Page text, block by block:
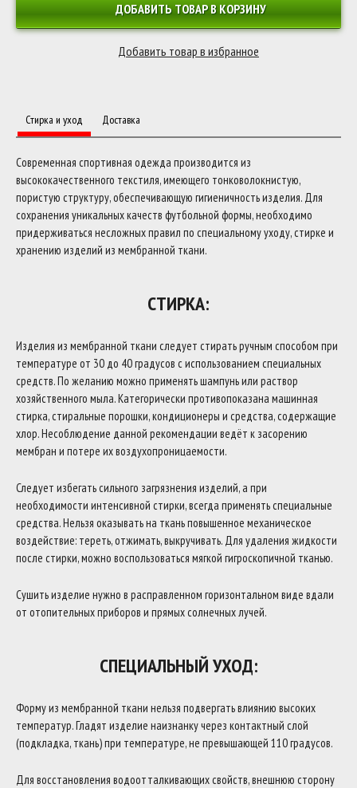
ДОБАВИТЬ ТОВАР В КОРЗИНУ
Стирка и уход Доставка
Современная спортивная одежда производится из
высококачественного текстиля, имеющего тонковолокнистую,
пористую структуру, обеспечивающую гигиеничность изделия. Для
сохранения уникальных качеств футбольной формы, необходимо
придерживаться несложных правил по специальному уходу, стирке и
хранению изделий из мембранной ткани.
СТИРКА:
Изделия из мембранной ткани следует стирать ручным способом при
температуре от 30 до 40 градусов с использованием специальных
средств. По желанию можно применять шампунь или раствор
хозяйственного мыла. Категорически противопоказана машинная
стирка, стиральные порошки, кондиционеры и средства, содержащие
хлор. Несоблюдение данной рекомендации ведёт к засорению
мембран и потере их воздухопроницаемости.
Следует избегать сильного загрязнения изделий, а при
необходимости интенсивной стирки, всегда применять специальные
средства. Нельзя оказывать на ткань повышенное механическое
воздействие: тереть, отжимать, выкручивать. Для удаления жидкости
после стирки, можно воспользоваться мягкой гигроскопичной тканью.
Сушить изделие нужно в расправленном горизонтальном виде вдали
от отопительных приборов и прямых солнечных лучей.
СПЕЦИАЛЬНЫЙ УХОД:
Форму из мембранной ткани нельзя подвергать влиянию высоких
температур. Гладят изделие наизнанку через контактный слой
(подкладка, ткань) при температуре, не превышающей 110 градусов.
Для восстановления водоотталкивающих свойств, внешнюю сторону